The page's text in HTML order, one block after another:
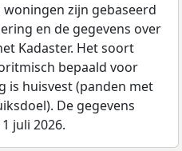
zijn gebaseerd
en de gegevens over
Kadaster. Het soort
bepaald voor
is huisvest (panden met
De gegevens
juli 2026.